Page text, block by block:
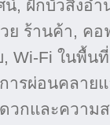
, ฝักบัวสิ่งอ
ย ร้านค้า, ค
Wi-Fi ในพื้น
ารผ่อนคลาย
วกและความ